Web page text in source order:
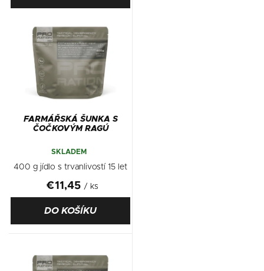
FARMÁŘSKÁ ŠUNKA S
ČOČKOVÝM RAGÚ
SKLADEM
€11,45 / ks
DO KOŠÍKU
400 g jídlo s trvanlivostí 15 let